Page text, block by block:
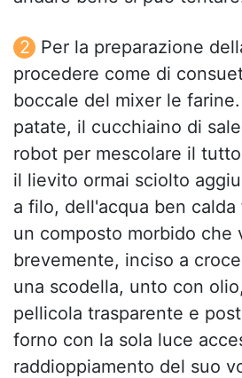
Per la preparazione
procedere come di
boccale del mixer le
patate, il cucchiaino di
robot per mescolare il
il lievito ormai sciolto
a filo, dell'acqua ben
un composto morbido che
brevemente, inciso a
una scodella, unto con
pellicola trasparente e
forno con la sola luce
raddioppiamento del suo